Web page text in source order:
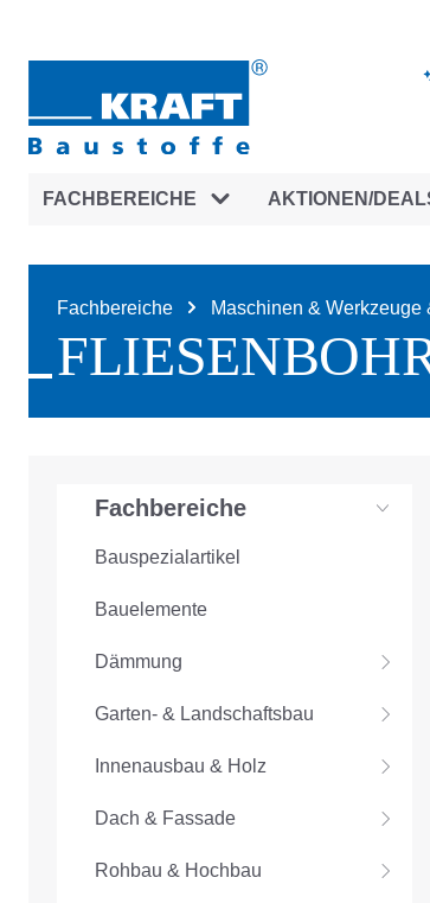
FACHBEREICHE AKTIONEN/
Fachbereiche Maschinen & Werkzeuge
Fachbereiche
Bauspezialartikel
Bauelemente
Dämmung
Garten- & Landschaftsbau
Innenausbau & Holz
Dach & Fassade
Rohbau & Hochbau